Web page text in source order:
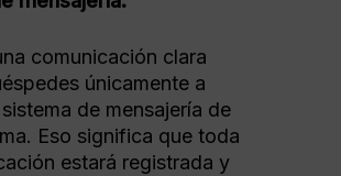
comunicación clara
únicamente a
de mensajería de
Eso significa que toda
estará registrada y